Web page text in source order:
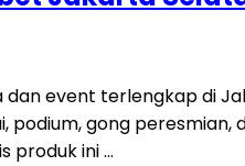
event terlengkap di
podium, gong
produk ini …